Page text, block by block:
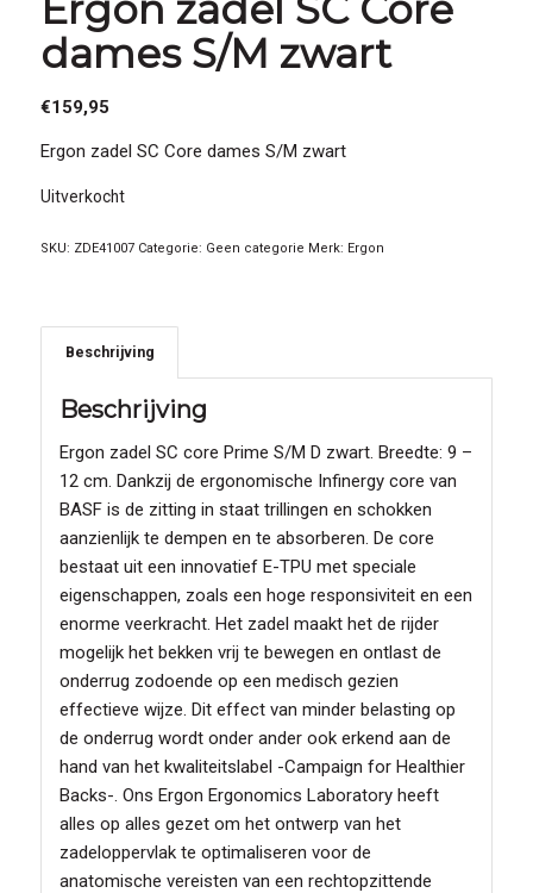
dames S/M zwart
€159,95
Ergon zadel SC Core dames S/M zwart
Uitverkocht
SKU: ZDE41007 Categorie: Geen categorie Merk: Ergon
Beschrijving
Beschrijving
Ergon zadel SC core Prime S/M D zwart. Breedte: 9 –
12 cm. Dankzij de ergonomische Infinergy core van
BASF is de zitting in staat trillingen en schokken
aanzienlijk te dempen en te absorberen. De core
bestaat uit een innovatief E-TPU met speciale
eigenschappen, zoals een hoge responsiviteit en een
enorme veerkracht. Het zadel maakt het de rijder
mogelijk het bekken vrij te bewegen en ontlast de
onderrug zodoende op een medisch gezien
effectieve wijze. Dit effect van minder belasting op
de onderrug wordt onder ander ook erkend aan de
hand van het kwaliteitslabel -Campaign for Healthier
Backs-. Ons Ergon Ergonomics Laboratory heeft
alles op alles gezet om het ontwerp van het
zadeloppervlak te optimaliseren voor de
anatomische vereisten van een rechtopzittende